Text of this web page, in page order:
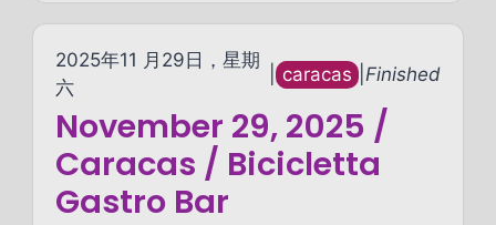
2025年11 月29日，星期
六
caracas Finished
November 29, 2025 /
Caracas / Bicicletta
Gastro Bar